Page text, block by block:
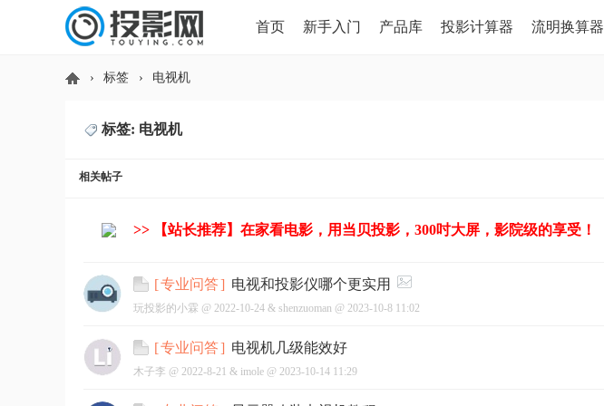
首页 新手入门 产品库 投影计算器 流明换算器
HDMI版本对比 导读
› 标签 › 电视机
标签: 电视机
相关帖子
>> 【站长推荐】在家看电影，用当贝投影，300吋大屏，影院级的享受！
[专业问答] 电视和投影仪哪个更实用
玩投影的小霖 @ 2022-10-24 & shenzuoman @ 2023-10-8 11:02
[专业问答] 电视机几级能效好
木子李 @ 2022-8-21 & imole @ 2023-10-14 11:29